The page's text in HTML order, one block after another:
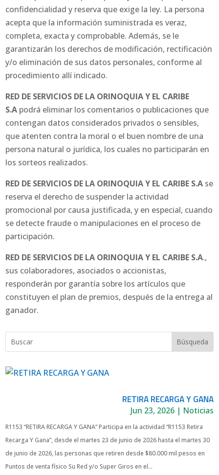
confidencialidad y reserva que exige la ley. La persona
acepta que la información suministrada es veraz,
completa, exacta y comprobable. Además, se le
garantizarán los derechos de modificación, rectificación
y/o eliminación de sus datos personales, conforme al
procedimiento allí indicado.
RED DE SERVICIOS DE LA ORINOQUIA Y EL CARIBE
S.A podrá eliminar los comentarios o publicaciones que
contengan datos considerados privados o sensibles,
que atenten contra la moral o el buen nombre de una
persona natural o jurídica, los cuales no participarán en
los sorteos realizados.
RED DE SERVICIOS DE LA ORINOQUIA Y EL CARIBE S.A se
reserva el derecho de suspender la actividad
promocional por causa justificada, y en especial, cuando
se detecte fraude o manipulaciones en el proceso de
participación.
RED DE SERVICIOS DE LA ORINOQUIA Y EL CARIBE S.A.,
sus colaboradores, asociados o accionistas,
responderán por garantía sobre los artículos que
constituyen el plan de premios, después de la entrega al
ganador.
RETIRA RECARGA Y GANA
Jun 23, 2026| Noticias
R1153 “RETIRA RECARGA Y GANA” Participa en la actividad “R1153 Retira
Recarga Y Gana”, desde el martes 23 de junio de 2026 hasta el martes 30
de junio de 2026, las personas que retiren desde $80.000 mil pesos en
Puntos de venta físico Su Red y/o Super Giros en el...